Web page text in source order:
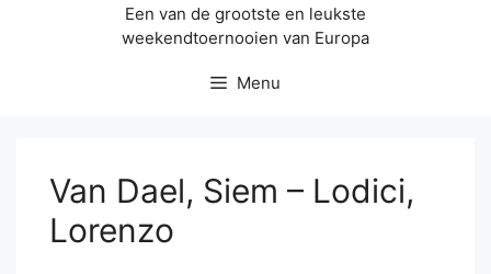
Een van de grootste en leukste
weekendtoernooien van Europa
Menu
Van Dael, Siem – Lodici,
Lorenzo